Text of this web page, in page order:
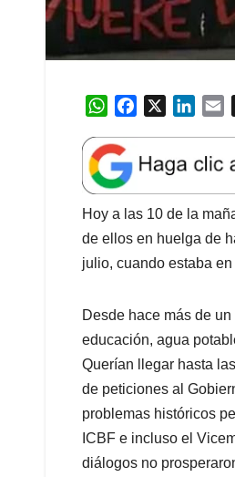
W
a
t
s
A
p
p
e
b
o
o
k
k
e
d
I
n
l
Hoy a las 10 de la
de ellos en huelga de
julio, cuando estaba
Desde hace más de
educación, agua
Querían llegar hasta
de peticiones al
problemas históricos
ICBF e incluso el
diálogos no